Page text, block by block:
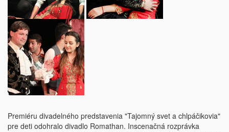
Premiéru divadelného predstavenia "Tajomný svet a chlpáčikovia"
pre deti odohralo divadlo Romathan. Inscenačná rozprávka